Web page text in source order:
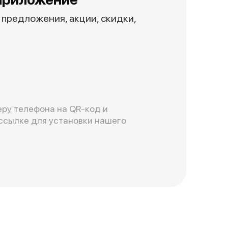
акции, скидки,
телефона на QR-код и
для установки нашего